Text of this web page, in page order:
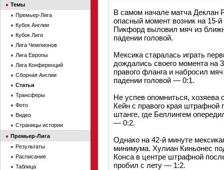
В самом начале матча Деклан
опасный момент возник на 15-
Пикфорд выловил мяч из
падении головой.
Мексика старалась играть
дождались своего момента
правого фланга и набросил
падении головой — 0:1.
Не успев опомниться, хозяева
Кейн с правого края
штанге, где Беллингем
— 0:2.
Однако на 42-й минуте
минимума. Хулиан Киньонес
Конса в центре штрафной
пробил с лету — 1:2.
Темы
Премьер-Лига
Кубок Англии
Кубок Лиги
Лига Чемпионов
Лига Европы
Лига Конференций
Сборная Англии
Статьи
Трансферы
Фото
Видео
Страницы истории
Премьер-Лига
Результаты
Расписание
Таблица